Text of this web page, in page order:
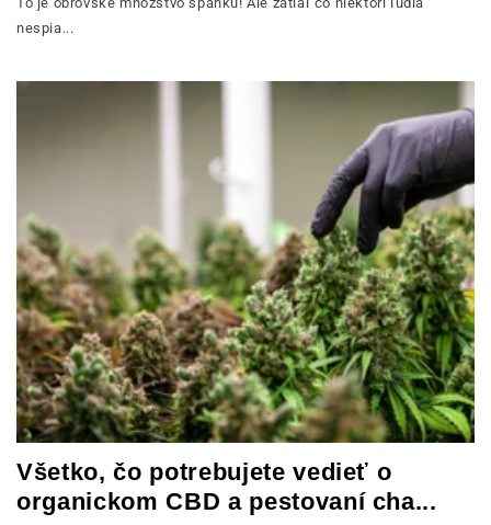
nespia...
Všetko, čo potrebujete vedieť o
organickom CBD a pestovaní cha...